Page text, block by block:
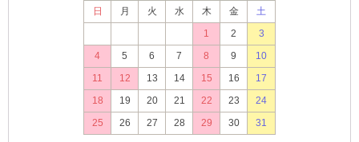
日 月 火 水 木 金
土
1
2
3
4
5 6 7 8 9
10
11
12 13 14 15 16
17
18
19 20 21 22 23
24
25
26 27 28 29 30 31